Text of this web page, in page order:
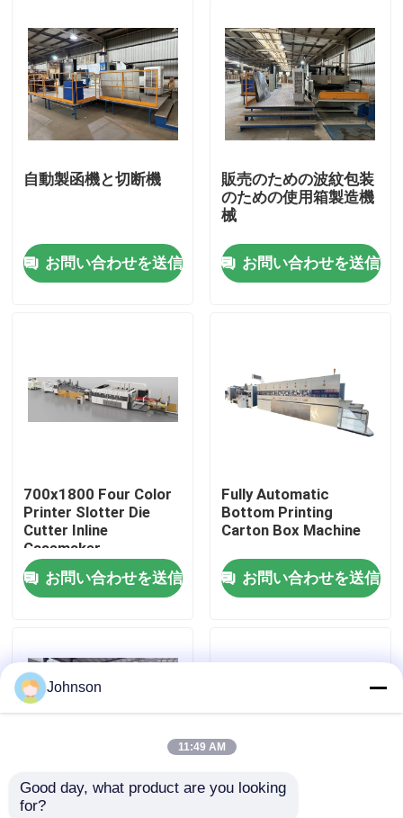
ビデオ
工場旅行
品質管理
ニュース
カートンの印字機
自動製函機と切断機
お問い合わせを送信
販売のための波紋包装
のための使用箱製造機
械
お問い合わせを送信
700x1800 Four Color
Printer Slotter Die
Cutter Inline
Casemaker
お問い合わせを送信
Fully Automatic
Bottom Printing
Carton Box Machine
お問い合わせを送信
高解像度印刷のための
Johnson
11:49 AM
Good day, what product are you looking
for?